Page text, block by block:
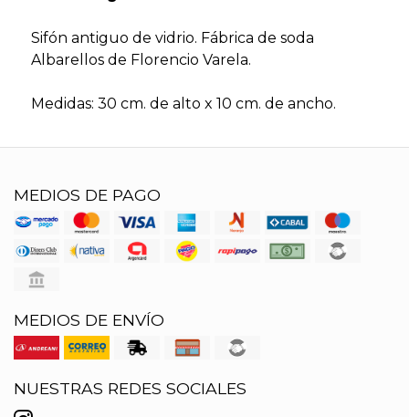
Sifón antiguo de vidrio. Fábrica de soda
Albarellos de Florencio Varela.
Medidas: 30 cm. de alto x 10 cm. de ancho.
MEDIOS DE PAGO
MEDIOS DE ENVÍO
NUESTRAS REDES SOCIALES